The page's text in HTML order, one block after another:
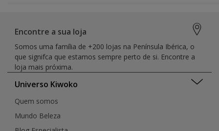
Encontre a sua loja
Somos uma família de +200 lojas na Península Ibérica, o
que signifca que estamos sempre perto de si. Encontre a
loja mais próxima.
Universo Kiwoko
Quem somos
Mundo Beleza